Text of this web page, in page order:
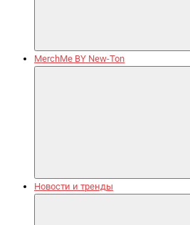
MerchMe BY New-Ton
Новости и тренды